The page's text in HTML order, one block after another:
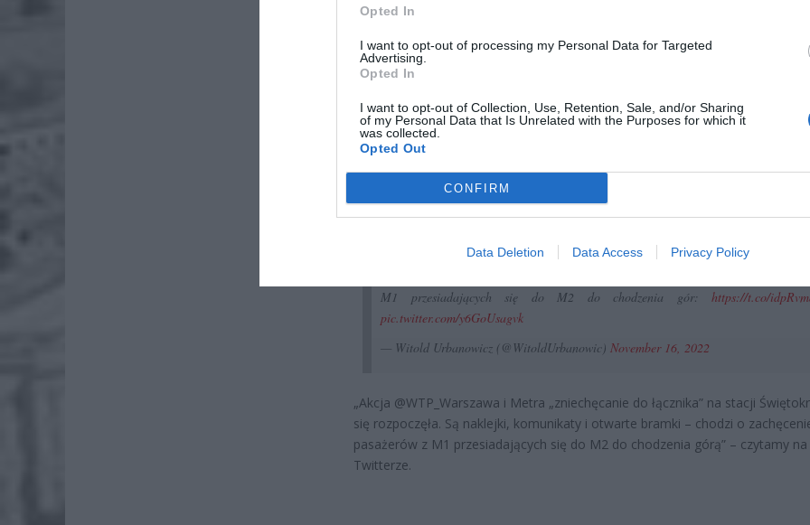
Opted In
I want to opt-out of processing my Personal Data for Targeted
Advertising.
Opted In
I want to opt-out of Collection, Use, Retention, Sale, and/or Sharing
of my Personal Data that Is Unrelated with the Purposes for which it
was collected.
Opted Out
CONFIRM
Data Deletion Data Access Privacy Policy
Lidl przecenił hit do kuchni. Air fryer tańszy aż o 150 zł, a to
początek
4 sierpnia 2026 16:06
Pieniądze dla milionów polskich rodzin. ZUS wypłacił już 173 mln
Wnioski wciąż można składać
4 sierpnia 2026 12:56
@WTP_Warszawai Metra „zniechęcanie do łącznika” na stacji
M1 przesiadających się do M2 do chodzenia gór:https://t.co/
pic.twitter.com/y6GoUsagvk
— Witold Urbanowicz (@WitoldUrbanowic) November 16, 2022
„Akcja @WTP_Warszawa i Metra „zniechęcanie do łącznika” na stacji
się rozpoczęła. Są naklejki, komunikaty i otwarte bramki – chodzi o
pasażerów z M1 przesiadających się do M2 do chodzenia górą” – czytamy na
Twitterze.